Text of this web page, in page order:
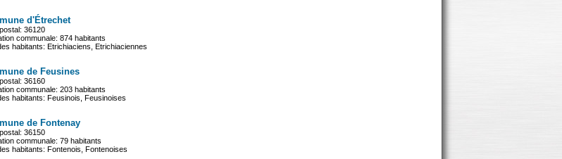
d'Étrechet
36120
communale: 874 habitants
habitants: Etrichiaciens, Etrichiaciennes
de Feusines
36160
communale: 203 habitants
habitants: Feusinois, Feusinoises
de Fontenay
36150
communale: 79 habitants
habitants: Fontenois, Fontenoises